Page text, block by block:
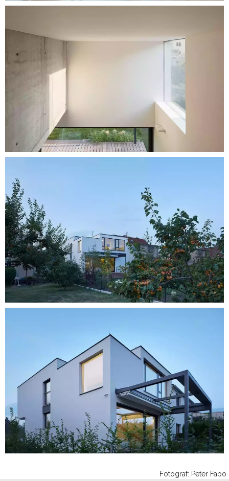
Fotograf: Peter Fabo